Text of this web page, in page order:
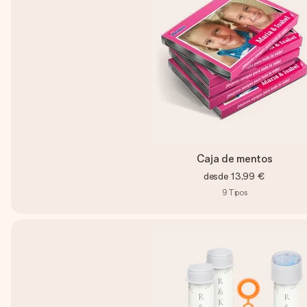
Caja de mentos
desde 13,99 €
9 Tipos